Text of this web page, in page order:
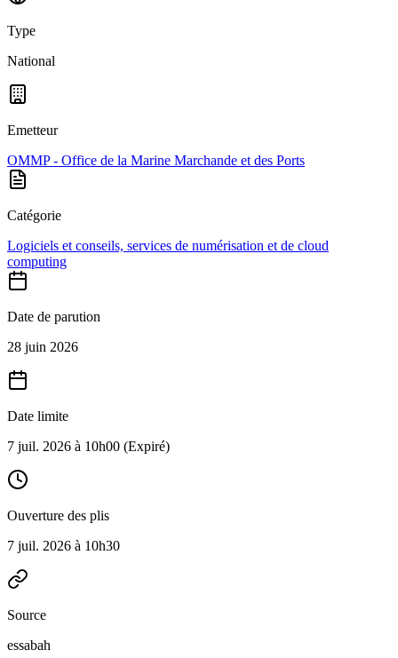
Type
National
Emetteur
OMMP - Office de la Marine Marchande et des Ports
Catégorie
Logiciels et conseils, services de numérisation et de cloud
computing
Date de parution
28 juin 2026
Date limite
7 juil. 2026 à 10h00 (Expiré)
Ouverture des plis
7 juil. 2026 à 10h30
Source
essabah